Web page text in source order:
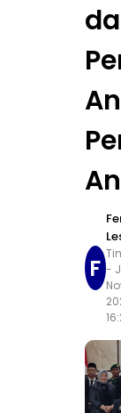
F -